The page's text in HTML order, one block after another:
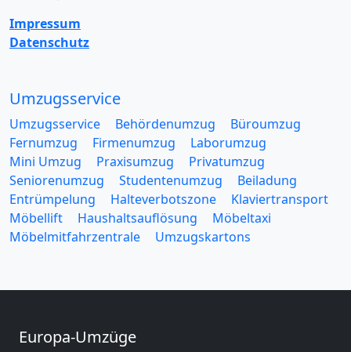
Impressum
Datenschutz
Umzugsservice
Umzugsservice Behördenumzug
Büroumzug
Fernumzug
Firmenumzug
Laborumzug
Mini Umzug
Praxisumzug
Privatumzug
Seniorenumzug
Studentenumzug
Beiladung
Entrümpelung
Halteverbotszone
Klaviertransport
Möbellift
Haushaltsauflösung
Möbeltaxi
Möbelmitfahrzentrale
Umzugskartons
Europa-Umzüge